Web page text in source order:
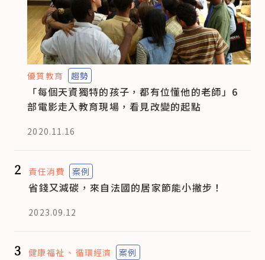
優質教育 趨勢
「每個天資獨特的孩子，都有位懂他的老師」6
部電影走入教育現場，看見改變的起點
2020.11.16
2 責任消費 案例
省錢又減碳，來自法國的居家節能小撇步！
2023.09.12
3 健康福祉 循環經濟 案例